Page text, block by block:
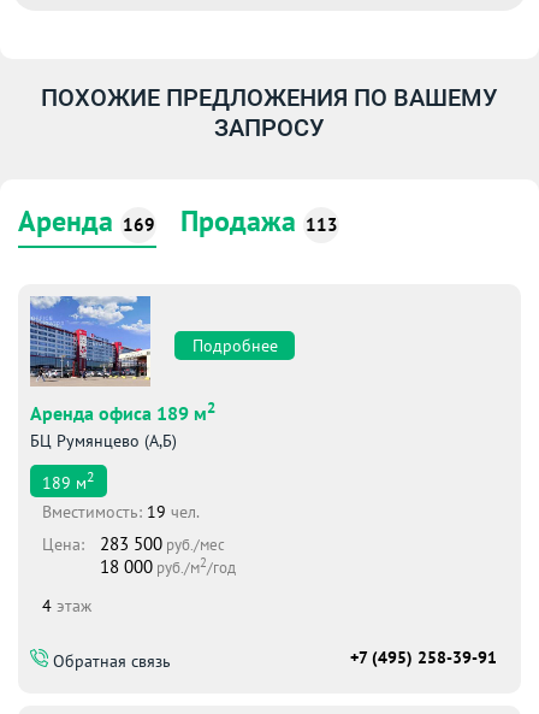
ПОХОЖИЕ ПРЕДЛОЖЕНИЯ ПО ВАШЕМУ
ЗАПРОСУ
Аренда 169 Продажа 113
Подробнее
Аренда офиса 189 м2
БЦ Румянцево (А,Б)
189 м2
Вместимоcть: 19 чел.
Цена:
283 500 руб./мес
18 000 руб./м2/год
4 этаж
Обратная связь +7 (495) 258-39-91